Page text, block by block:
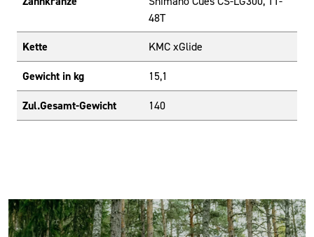
48T
Kette KMC xGlide
Gewicht in kg 15,1
Zul.Gesamt-Gewicht 140